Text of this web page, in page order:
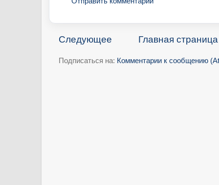
Следующее Главная страница
Подписаться на: Комментарии к сообщению